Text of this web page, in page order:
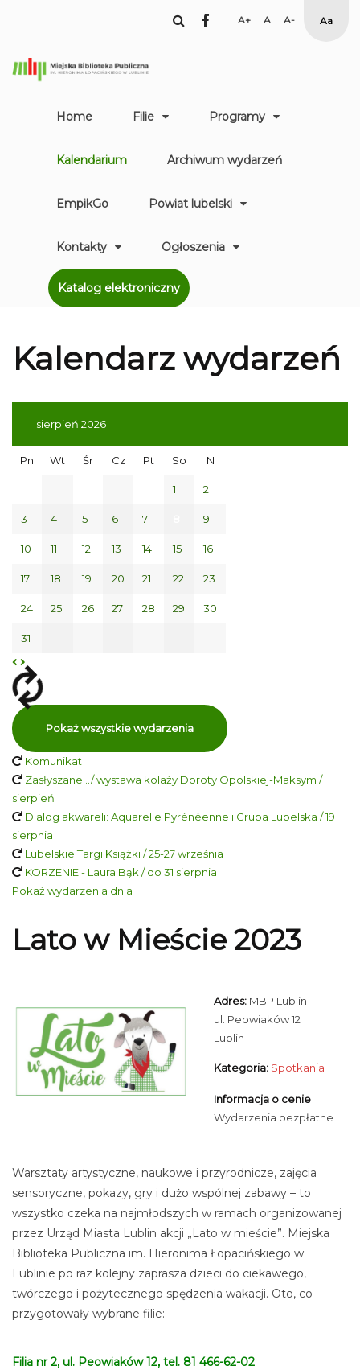
facebook
Set Set
Smaller
High
Home Filie Programy
Kalendarium Archiwum wydarzeń
EmpikGo Powiat lubelski
Kontakty Ogłoszenia
Katalog elektroniczny
Kalendarz wydarzeń
sierpień 2026
Pn Wt Śr Cz Pt So N
1 2
3 4 5 6 7 9
10 11 12 13 14 15 16
17 18 19 20 21 22 23
24 25 26 27 28 29 30
31
Pokaż wszystkie wydarzenia
Komunikat
Zasłyszane…/ wystawa kolaży Doroty Opolskiej-Maksym /
sierpień
Dialog akwareli: Aquarelle Pyrénéenne i Grupa Lubelska / 19
sierpnia
Lubelskie Targi Książki / 25-27 września
KORZENIE - Laura Bąk / do 31 sierpnia
Pokaż wydarzenia dnia
Lato w Mieście 2023
Adres: MBP Lublin
ul. Peowiaków 12
Lublin
Kategoria: Spotkania
Informacja o cenie
Wydarzenia bezpłatne
Warsztaty artystyczne, naukowe i przyrodnicze, zajęcia
sensoryczne, pokazy, gry i dużo wspólnej zabawy – to
wszystko czeka na najmłodszych w ramach organizowanej
przez Urząd Miasta Lublin akcji „Lato w mieście”. Miejska
Biblioteka Publiczna im. Hieronima Łopacińskiego w
Lublinie po raz kolejny zaprasza dzieci do ciekawego,
twórczego i pożytecznego spędzenia wakacji. Oto, co
przygotowały wybrane filie:
Filia nr 2, ul. Peowiaków 12, tel. 81 466-62-02